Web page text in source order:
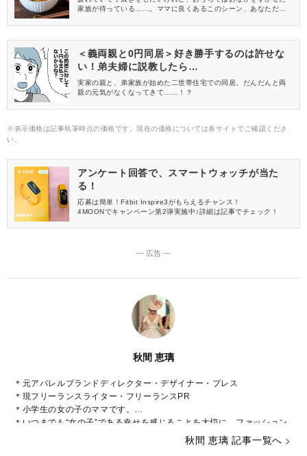
家族が待っている……。ママに良くあるこのシーン、あなただっ
るカツを購入して作る「カツ丼」！めんつゆで簡単に味付けが完
＜義両親と0円同居＞好き勝手するのは許せな
い！弟夫婦に説教したら…
実家の親と、弟家族が始めた二世帯住宅での同居。だんだんと両
親の元気がなくなってきて……！？
※表示価格は記事執筆時点の価格です。現在の価格については各サイトでご確認くださ
い。
アンケート回答で、スマートウォッチが当た
る！
応募は簡単！Fitbit Inspire3がもらえるチャンス！
4MOONでキャンペーン第2弾実施中♪詳細は記事でチェック！
― 広告 ―
秋間 恵璃
＊元アパレルブランドディレクター・デザイナー・プレス
＊現フリーランスライター・フリーランスPR
＊小学生の女の子のママです。
＊いつまでも“女の子”である幸せを感じることを大切に、ファッション
や美容などに関心をもって日々過ごしております♡秋間 恵璃 記事一覧へ